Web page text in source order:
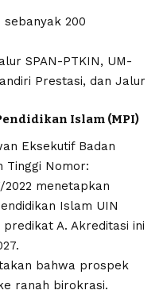
sebanyak 200
SPAN-PTKIN, UM-
Prestasi, dan Jalur
Islam (MPI)
Eksekutif Badan
Tinggi Nomor:
menetapkan
Islam UIN
A. Akreditasi ini
bahwa prospek
ranah birokrasi.